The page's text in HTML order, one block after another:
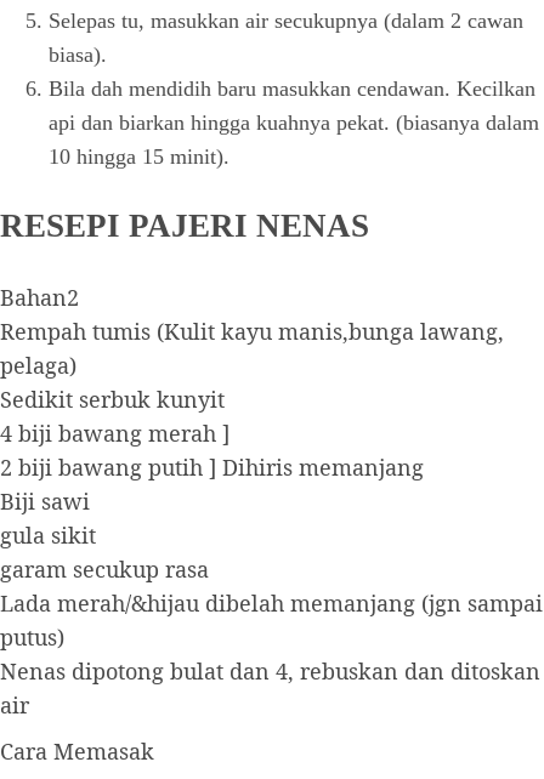
Selepas tu, masukkan air secukupnya (dalam 2 cawan
biasa).
Bila dah mendidih baru masukkan cendawan. Kecilkan
api dan biarkan hingga kuahnya pekat. (biasanya dalam
10 hingga 15 minit).
RESEPI PAJERI NENAS
Bahan2
Rempah tumis (Kulit kayu manis,bunga lawang,
pelaga)
Sedikit serbuk kunyit
4 biji bawang merah ]
2 biji bawang putih ] Dihiris memanjang
Biji sawi
gula sikit
garam secukup rasa
Lada merah/&hijau dibelah memanjang (jgn sampai
putus)
Nenas dipotong bulat dan 4, rebuskan dan ditoskan
air
Cara Memasak